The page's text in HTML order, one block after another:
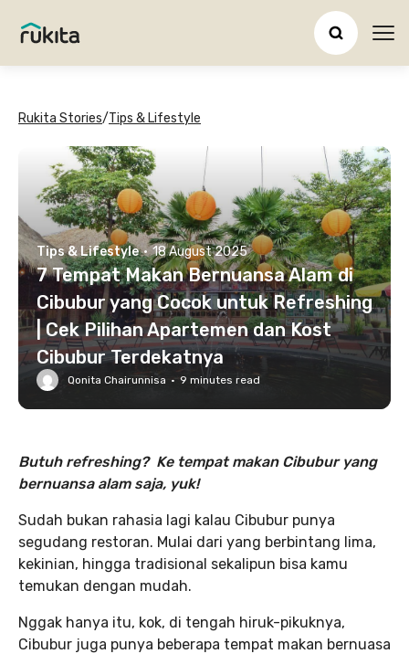
Rukita Stories/Tips & Lifestyle
Tips & Lifestyle · 18 August 2025
7 Tempat Makan Bernuansa Alam di
Cibubur yang Cocok untuk Refreshing
| Cek Pilihan Apartemen dan Kost
Cibubur Terdekatnya
Qonita Chairunnisa · 9 minutes read
Butuh refreshing? Ke tempat makan Cibubur yang
bernuansa alam saja, yuk!
Sudah bukan rahasia lagi kalau Cibubur punya
segudang restoran. Mulai dari yang berbintang lima,
kekinian, hingga tradisional sekalipun bisa kamu
temukan dengan mudah.
Nggak hanya itu, kok, di tengah hiruk-pikuknya,
Cibubur juga punya beberapa tempat makan bernuasa